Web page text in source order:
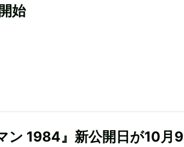
始
ン 1984』新公開日が10月